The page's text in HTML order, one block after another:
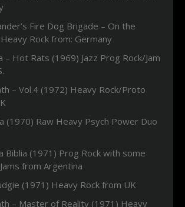
Fire Dog Brigade – On the
Rock from: Germany
– Hot Rats (1969) Jazz Prog Rock/Jam
– Vol.4 (1972) Heavy Rock/Proto
(1970) Raw Heavy Psych Power Duo
Biblia (1971) Prog Rock with some
from Argentina
(1971) Heavy Rock from UK
– Master of Reality (1971) Heavy